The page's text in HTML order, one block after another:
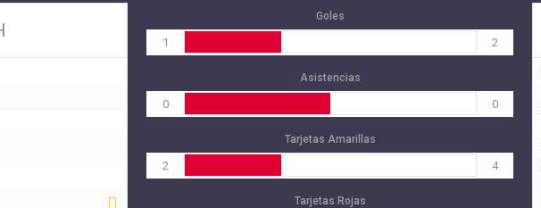
Goles
1 2
Asistencias
0 0
Tarjetas Amarillas
2 4
Tarjetas Rojas